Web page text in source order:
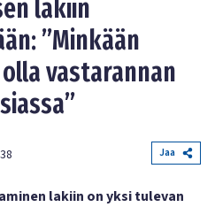
lakiin
”Minkään
vastarannan
Jaa
lakiin on yksi tulevan